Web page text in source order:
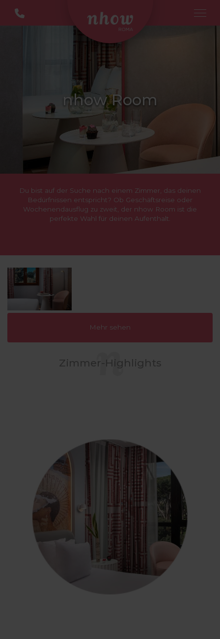
nhow Room
Du bist auf der Suche nach einem Zimmer, das deinen
Bedürfnissen entspricht? Ob Geschäftsreise oder
Wochenendausflug zu zweit, der nhow Room ist die
perfekte Wahl für deinen Aufenthalt.
Mehr sehen
Zimmer-Highlights